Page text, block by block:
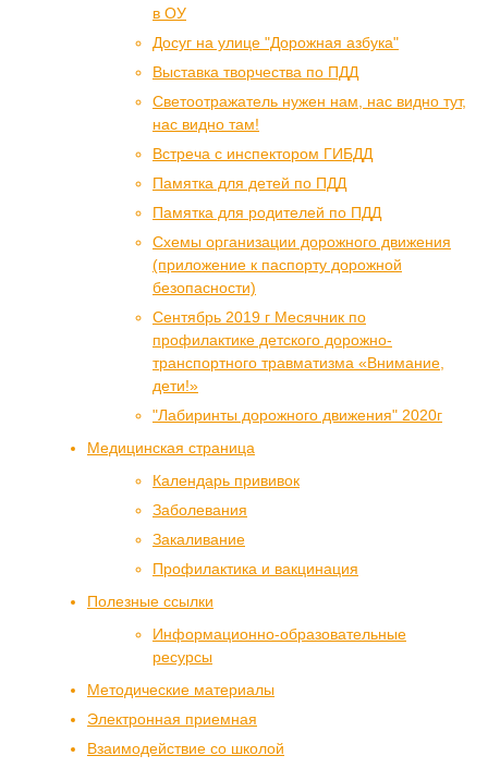
в ОУ
Досуг на улице "Дорожная азбука"
Выставка творчества по ПДД
Светоотражатель нужен нам, нас видно тут,
нас видно там!
Встреча с инспектором ГИБДД
Памятка для детей по ПДД
Памятка для родителей по ПДД
Схемы организации дорожного движения
(приложение к паспорту дорожной
безопасности)
Сентябрь 2019 г Месячник по
профилактике детского дорожно-
транспортного травматизма «Внимание,
дети!»
"Лабиринты дорожного движения" 2020г
Медицинская страница
Календарь прививок
Заболевания
Закаливание
Профилактика и вакцинация
Полезные ссылки
Информационно-образовательные
ресурсы
Методические материалы
Электронная приемная
Взаимодействие со школой